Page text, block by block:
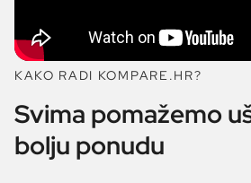
KAKO RADI KOMPARE.HR?
Svima pomažemo
bolju ponudu